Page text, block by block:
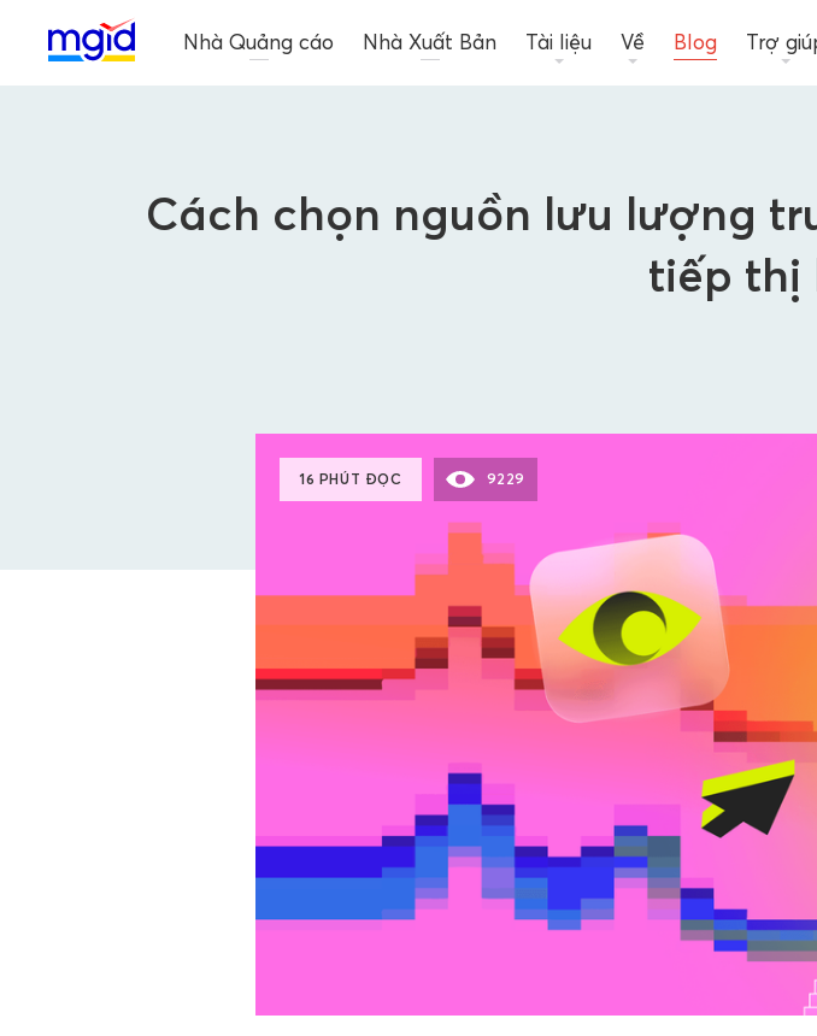
Nhà Quảng cáo Nhà Xuất Bản Tài liệu Về Blog Trợ
Cách chọn nguồn lưu lượng
tiếp thị
16 PHÚT ĐỌC 9229